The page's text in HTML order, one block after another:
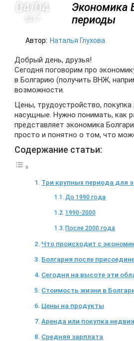
Экономика
периоды
04/04
2017
Автор: Наталья Глухова
Добрый день, друзья!
Сегодня поговорим про
в Болгарию (получить ВНЖ,
возможности.
Цены, трудоустройство,
насущные. Нужно понимать, как
представляет экономика
просто и понятно о том, что
Содержание статьи:
Три крупных периода для
До 1990 года
1990-2000
После 2000 года
Что происходит с
Болгария после
Сегодня на высоте эти
Стоимость жизни в
Цены на продукты
Аренда или покупка
Средняя зарплата